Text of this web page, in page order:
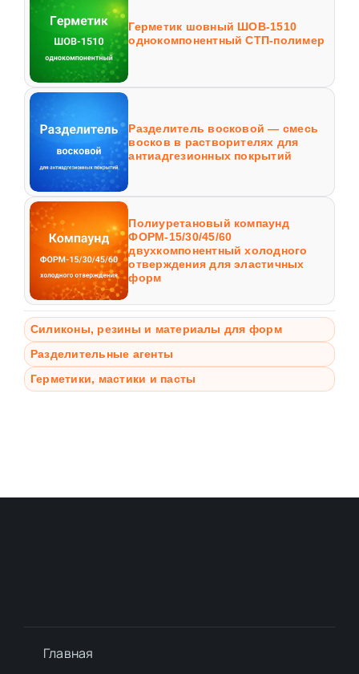
Герметик шовный ШОВ-1510
однокомпонентный СТП-полимер
Разделитель восковой — смесь
восков в растворителях для
антиадгезионных покрытий
Полиуретановый компаунд
ФОРМ-15/30/45/60
двухкомпонентный холодного
отверждения для эластичных
форм
Силиконы, резины и материалы для форм
Разделительные агенты
Герметики, мастики и пасты
Главная